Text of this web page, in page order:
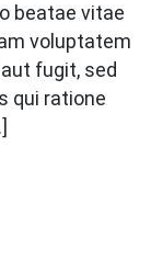
beatae vitae
voluptatem
fugit, sed
qui ratione